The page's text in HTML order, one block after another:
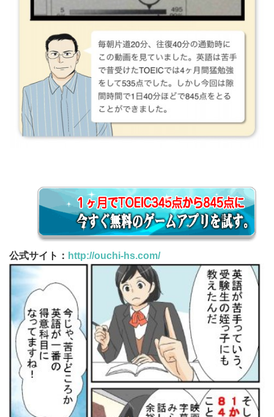
公式サイト： http://ouchi-hs.com/